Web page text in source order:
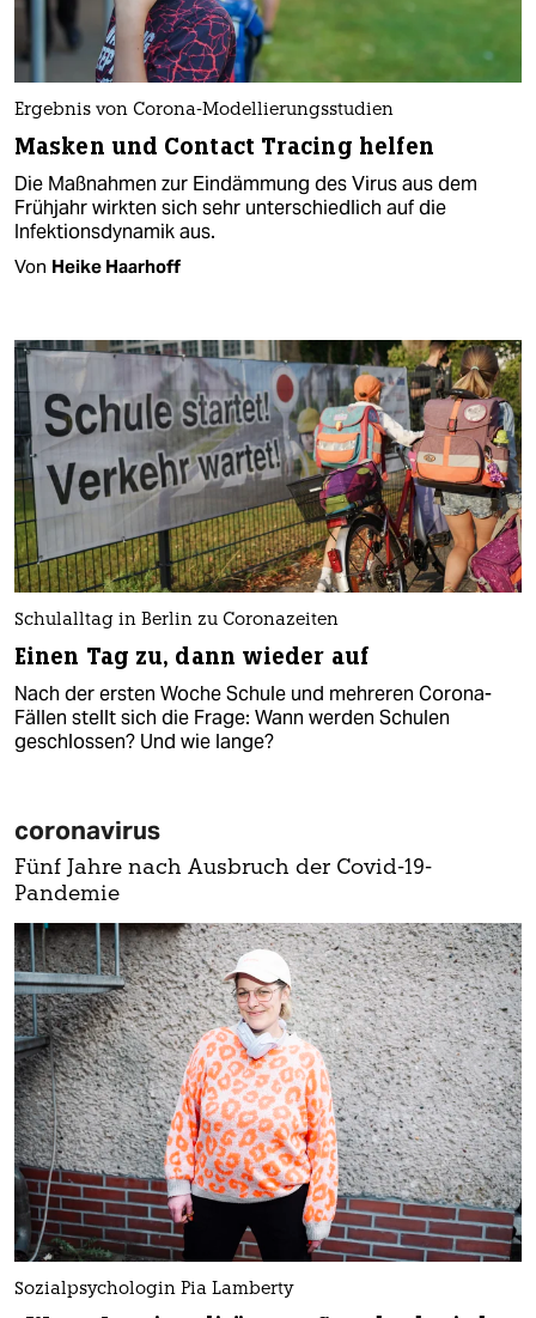
Ergebnis von Corona-Modellierungsstudien
Masken und Contact Tracing helfen
Die Maßnahmen zur Eindämmung des Virus aus dem
Frühjahr wirkten sich sehr unterschiedlich auf die
Infektionsdynamik aus.
Von Heike Haarhoff
Schulalltag in Berlin zu Coronazeiten
Einen Tag zu, dann wieder auf
Nach der ersten Woche Schule und mehreren Corona-
Fällen stellt sich die Frage: Wann werden Schulen
geschlossen? Und wie lange?
coronavirus
Fünf Jahre nach Ausbruch der Covid-19-
Pandemie
Sozialpsychologin Pia Lamberty